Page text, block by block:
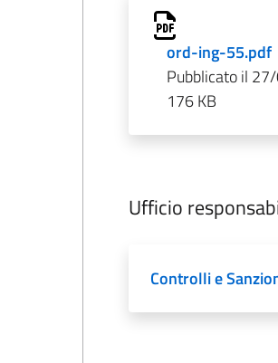
ord-ing-55.pdf
Pubblicato il
176 KB
Ufficio
Controlli e